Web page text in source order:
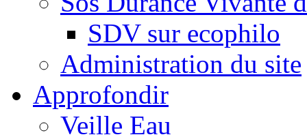
SDV sur ecophilo
Administration du site
Approfondir
Veille Eau